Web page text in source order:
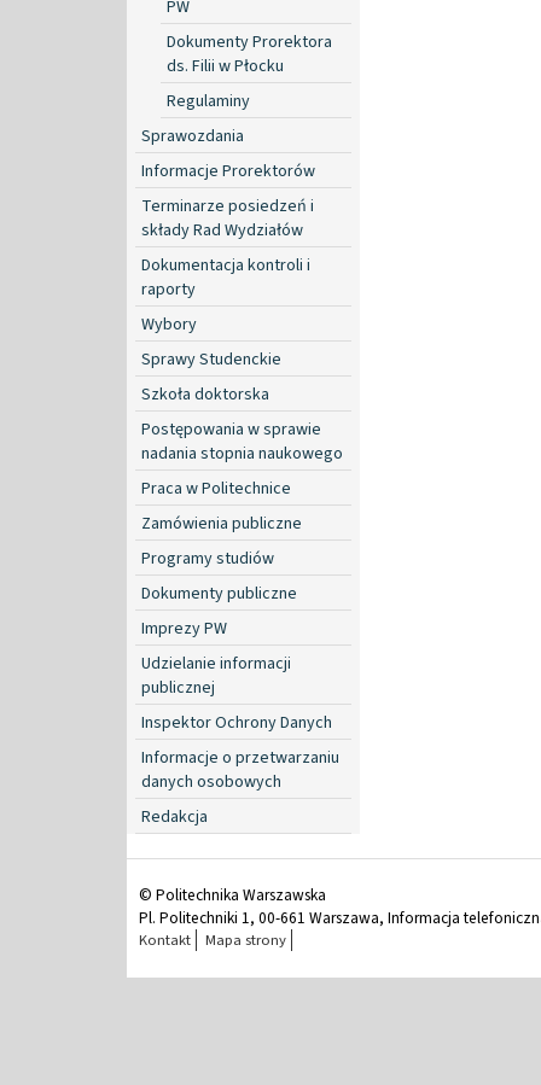
PW
Dokumenty Prorektora
ds. Filii w Płocku
Regulaminy
Sprawozdania
Informacje Prorektorów
Terminarze posiedzeń i
składy Rad Wydziałów
Dokumentacja kontroli i
raporty
Wybory
Sprawy Studenckie
Szkoła doktorska
Postępowania w sprawie
nadania stopnia naukowego
Praca w Politechnice
Zamówienia publiczne
Programy studiów
Dokumenty publiczne
Imprezy PW
Udzielanie informacji
publicznej
Inspektor Ochrony Danych
Informacje o przetwarzaniu
danych osobowych
Redakcja
© Politechnika Warszawska
Pl. Politechniki 1, 00-661 Warszawa, Informacja
Kontakt Mapa strony